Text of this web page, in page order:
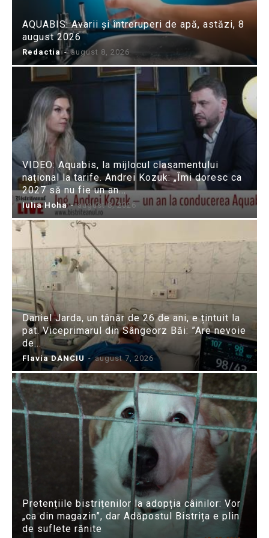
AQUABIS: Avarii și întreruperi de apă, astăzi, 8
august 2026
Redactia - august 8, 2026
VIDEO: Aquabis, la mijlocul clasamentului
național la tarife. Andrei Kozuk: „Îmi doresc ca
2027 să nu fie un an...
Iulia Hoha - august 8, 2026
Daniel Jarda, un tânăr de 26 de ani, e țintuit la
pat. Viceprimarul din Sângeorz Băi: ”Are nevoie
de...
Flavia DANCIU - august 7, 2026
Pretențiile bistrițenilor la adopția câinilor: Vor
„ca din magazin”, dar Adăpostul Bistrița e plin
de suflete rănite